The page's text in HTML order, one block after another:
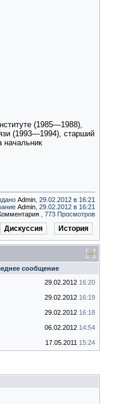
(1985—1988),
(1993—1994), старший
начальник
Admin , 29.02.2012 в 16:21
Admin , 29.02.2012 в 16:21
, 773 Просмотров
Дискуссия История
сообщение
29.02.2012 16:20
29.02.2012 16:19
29.02.2012 16:18
06.02.2012 14:54
17.05.2011 15:24